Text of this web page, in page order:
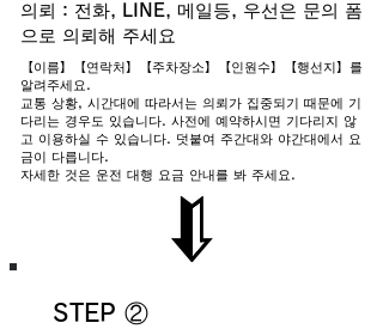
의뢰：전화, LINE, 메일등, 우선은 문의 폼
으로 의뢰해 주세요
【이름】【연락처】【주차장소】【인원수】【행선지】를
알려주세요.
교통 상황, 시간대에 따라서는 의뢰가 집중되기 때문에 기
다리는 경우도 있습니다. 사전에 예약하시면 기다리지 않
고 이용하실 수 있습니다. 덧붙여 주간대와 야간대에서 요
금이 다릅니다.
자세한 것은 운전 대행 요금 안내를 봐 주세요.
STEP ②